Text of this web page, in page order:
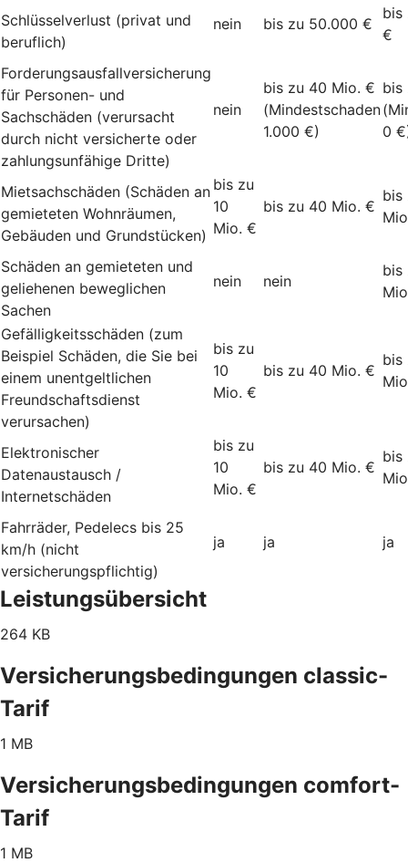
Schlüsselverlust (privat und
beruflich)
nein bis zu 50.000 €
bis
€
Forderungsausfallversicherung
für Personen- und
Sachschäden (verursacht
durch nicht versicherte oder
zahlungsunfähige Dritte)
nein
bis zu 40 Mio. €
(Mindestschaden
1.000 €)
bis
0
Mietsachschäden (Schäden an
gemieteten Wohnräumen,
Gebäuden und Grundstücken)
bis zu
10
Mio. €
bis zu 40 Mio. €
bis
Schäden an gemieteten und
geliehenen beweglichen
Sachen
nein nein
bis
Gefälligkeitsschäden (zum
Beispiel Schäden, die Sie bei
einem unentgeltlichen
Freundschaftsdienst
verursachen)
bis zu
10
Mio. €
bis zu 40 Mio. €
bis
Elektronischer
Datenaustausch /
Internetschäden
bis zu
10
Mio. €
bis zu 40 Mio. €
bis
Fahrräder, Pedelecs bis 25
km/h (nicht
versicherungspflichtig)
ja ja ja
Leistungsübersicht
264 KB
Versicherungsbedingungen classic-
Tarif
1 MB
Versicherungsbedingungen comfort-
Tarif
1 MB